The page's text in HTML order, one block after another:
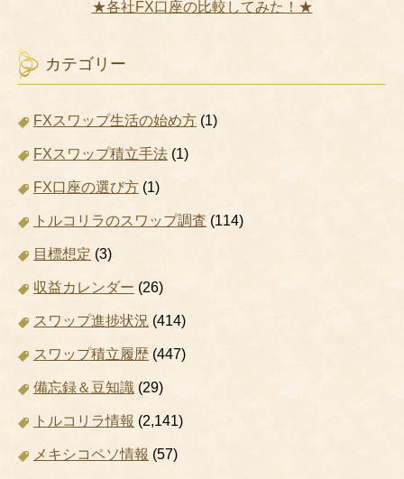
★各社FX口座の比較してみた！★
カテゴリー
FXスワップ生活の始め方 (1)
FXスワップ積立手法 (1)
FX口座の選び方 (1)
トルコリラのスワップ調査 (114)
目標想定 (3)
収益カレンダー (26)
スワップ進捗状況 (414)
スワップ積立履歴 (447)
備忘録＆豆知識 (29)
トルコリラ情報 (2,141)
メキシコペソ情報 (57)